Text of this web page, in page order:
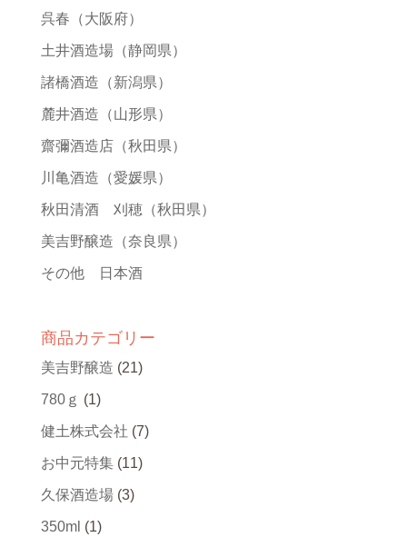
呉春 （大阪府）
土井酒造場（静岡県）
諸橋酒造 （新潟県）
麓井酒造 （山形県）
齋彌酒造店（秋田県）
川亀酒造 （愛媛県）
秋田清酒 刈穂（秋田県）
美吉野醸造 （奈良県）
その他 日本酒
商品カテゴリー
美吉野醸造 (21)
780ｇ (1)
健土株式会社 (7)
お中元特集 (11)
久保酒造場 (3)
350ml (1)